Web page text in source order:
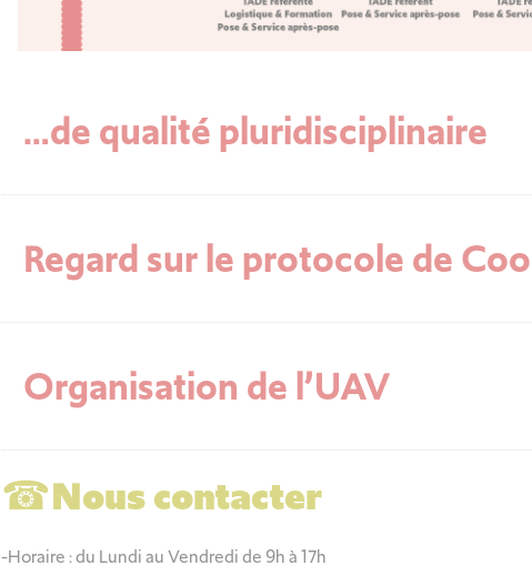
…de qualité pluridisciplinaire
Regard sur le protocole de
Organisation de l’UAV
☎Nous contacter
-Horaire : du Lundi au Vendredi de 9h à 17h